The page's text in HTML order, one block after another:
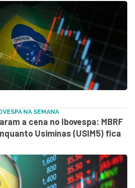
NA SEMANA
a cena no Ibovespa: MBRF
Usiminas (USIM5) fica